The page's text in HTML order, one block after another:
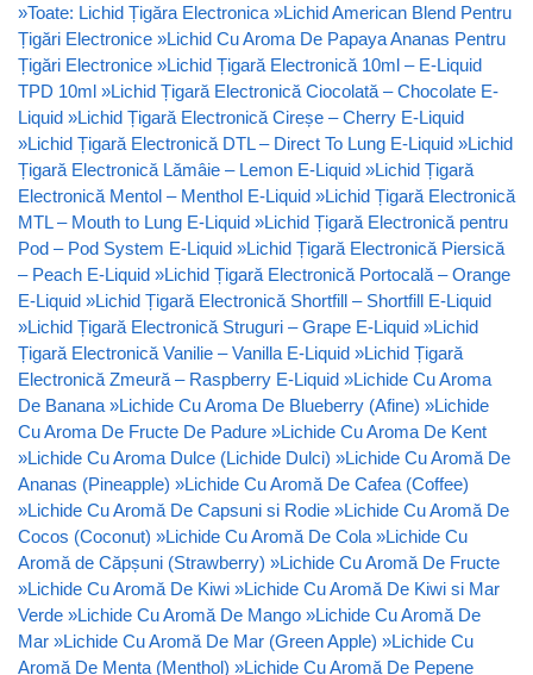
»Toate: Lichid Țigăra Electronica »Lichid American Blend Pentru
Țigări Electronice »Lichid Cu Aroma De Papaya Ananas Pentru
Țigări Electronice »Lichid Țigară Electronică 10ml – E-Liquid
TPD 10ml »Lichid Țigară Electronică Ciocolată – Chocolate E-
Liquid »Lichid Țigară Electronică Cireșe – Cherry E-Liquid
»Lichid Țigară Electronică DTL – Direct To Lung E-Liquid »Lichid
Țigară Electronică Lămâie – Lemon E-Liquid »Lichid Țigară
Electronică Mentol – Menthol E-Liquid »Lichid Țigară Electronică
MTL – Mouth to Lung E-Liquid »Lichid Țigară Electronică pentru
Pod – Pod System E-Liquid »Lichid Țigară Electronică Piersică
– Peach E-Liquid »Lichid Țigară Electronică Portocală – Orange
E-Liquid »Lichid Țigară Electronică Shortfill – Shortfill E-Liquid
»Lichid Țigară Electronică Struguri – Grape E-Liquid »Lichid
Țigară Electronică Vanilie – Vanilla E-Liquid »Lichid Țigară
Electronică Zmeură – Raspberry E-Liquid »Lichide Cu Aroma
De Banana »Lichide Cu Aroma De Blueberry (Afine) »Lichide
Cu Aroma De Fructe De Padure »Lichide Cu Aroma De Kent
»Lichide Cu Aroma Dulce (Lichide Dulci) »Lichide Cu Aromă De
Ananas (Pineapple) »Lichide Cu Aromă De Cafea (Coffee)
»Lichide Cu Aromă De Capsuni si Rodie »Lichide Cu Aromă De
Cocos (Coconut) »Lichide Cu Aromă De Cola »Lichide Cu
Aromă de Căpșuni (Strawberry) »Lichide Cu Aromă De Fructe
»Lichide Cu Aromă De Kiwi »Lichide Cu Aromă De Kiwi si Mar
Verde »Lichide Cu Aromă De Mango »Lichide Cu Aromă De
Mar »Lichide Cu Aromă De Mar (Green Apple) »Lichide Cu
Aromă De Menta (Menthol) »Lichide Cu Aromă De Pepene